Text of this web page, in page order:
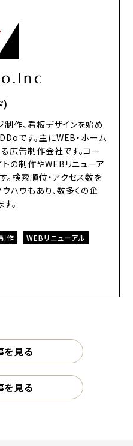
作、看板デザインを始め
です。主にWEB・ホーム
広告制作会社です。コー
の制作やWEBリニューア
。検索順位・アクセス数を
ハウもあり、数多くの企
。
作
WEBリニューアル
を見る
を見る